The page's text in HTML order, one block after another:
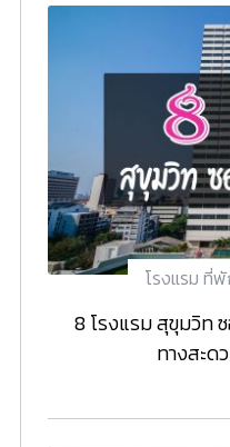
โรงแรม ที่
8 โรงแรม สุขุมวิท
ทางสะด